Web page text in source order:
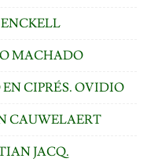
MACHADO
CIPRÉS. OVIDIO
CAUWELAERT
JACQ.